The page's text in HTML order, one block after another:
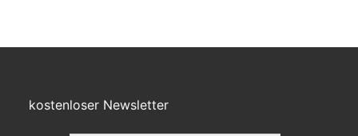
kostenloser Newsletter